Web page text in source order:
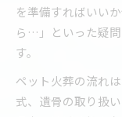
を準備すればいい
ら…」といった疑
す。
ペット火葬の流れ
式、遺骨の取り扱